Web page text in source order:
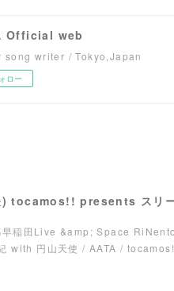
Official web
song writer / Tokyo,Japan
ロー
) tocamos!! presents スリ
稲田Live &amp; Space
with 円山天使 / AATA /